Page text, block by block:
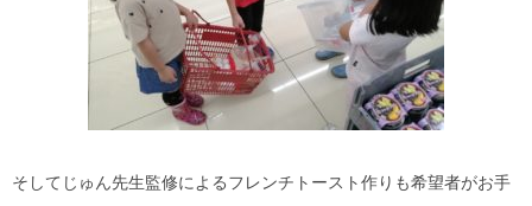
そしてじゅん先生監修によるフレンチトースト作りも希望者がお手